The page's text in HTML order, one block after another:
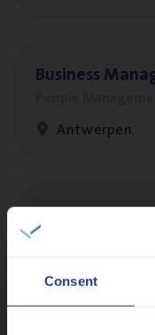
Consent
Busi­ness
Antwerpen
Insu­ran­ce
Sales Management
Antwerpen